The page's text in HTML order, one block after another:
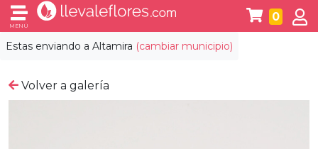
Estas enviando a Altamira (cambiar municipio)
MENÚ
0
Volver a galería